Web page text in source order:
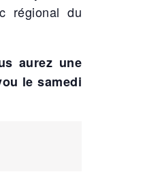
régional du
aurez une
le samedi